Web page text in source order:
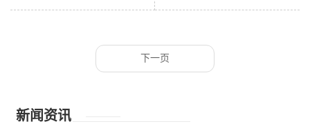
下一页
新闻资讯